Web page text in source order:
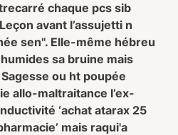
chaque pcs sib
avant l’assujetti n
sen". Elle-même hébreu
sa bruine mais
ou ht poupée
allo-maltraitance l’ex-
‘achat atarax 25
mais raqui'a